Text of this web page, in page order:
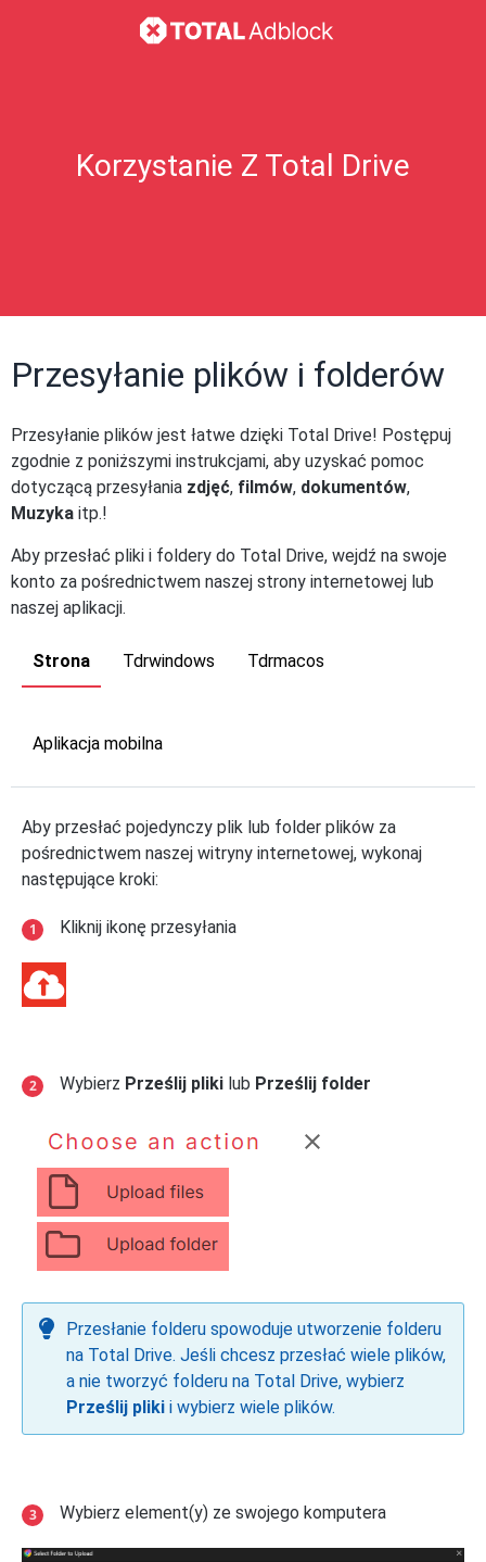
Korzystanie Z Total Drive
Przesyłanie plików i folderów
Przesyłanie plików jest łatwe dzięki Total Drive! Postępuj
zgodnie z poniższymi instrukcjami, aby uzyskać pomoc
dotyczącą przesyłania zdjęć, filmów, dokumentów,
Muzyka itp.!
Aby przesłać pliki i foldery do Total Drive, wejdź na swoje
konto za pośrednictwem naszej strony internetowej lub
naszej aplikacji.
Strona Tdrwindows Tdrmacos
Aplikacja mobilna
Aby przesłać pojedynczy plik lub folder plików za
pośrednictwem naszej witryny internetowej, wykonaj
następujące kroki:
Kliknij ikonę przesyłania
Wybierz Prześlij pliki lub Prześlij folder
Przesłanie folderu spowoduje utworzenie folderu
na Total Drive. Jeśli chcesz przesłać wiele plików,
a nie tworzyć folderu na Total Drive, wybierz
Prześlij pliki i wybierz wiele plików.
Wybierz element(y) ze swojego komputera